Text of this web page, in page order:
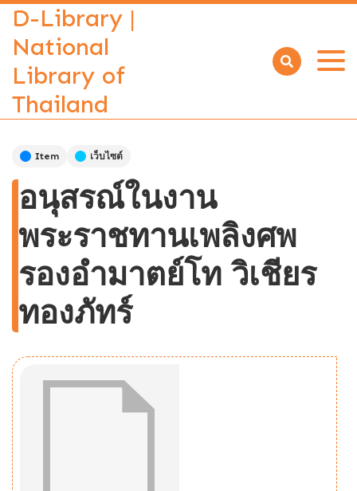
D-Library |
National
Library of
Thailand
Open
Item เว็บไซต์
อนุสรณ์ในงาน
พระราชทานเพลิงศพ
รองอำมาตย์โท วิเชียร
ทองภัทร์